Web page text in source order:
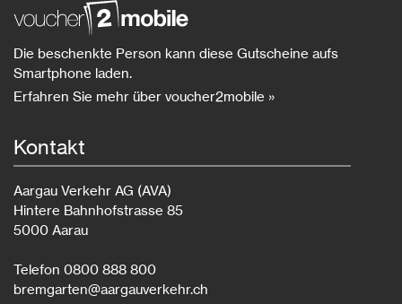
Die beschenkte Person kann diese Gutscheine aufs
Smartphone laden.
Erfahren Sie mehr über voucher2mobile »
Kontakt
Aargau Verkehr AG (AVA)
Hintere Bahnhofstrasse 85
5000 Aarau
Telefon 0800 888 800
bremgarten@aargauverkehr.ch